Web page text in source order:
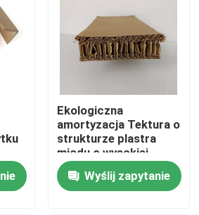
Ekologiczna
amortyzacja Tektura o
strukturze plastra
miodu o wysokiej
wytrzymałości
Wyślij zapytanie